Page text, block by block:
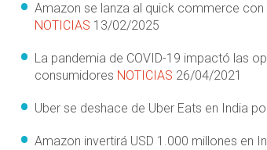
Amazon se lanza al quick commerce
NOTICIAS 13/02/2025
La pandemia de COVID-19 impactó las
consumidores NOTICIAS 26/04/2021
Uber se deshace de Uber Eats en India
Amazon invertirá USD 1.000 millones en